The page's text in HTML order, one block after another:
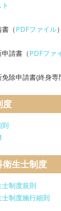
（PDFファイル
請書（PDFファ
除申請書(終身専
度
衛生士制度
制度規則
制度施行細則